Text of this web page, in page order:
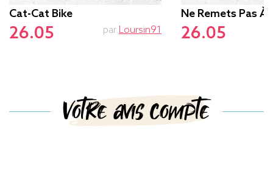
Cat-Cat Bike
26.05 par Loursin91
Ne Remets Pas À
26.05
Votre avis compte